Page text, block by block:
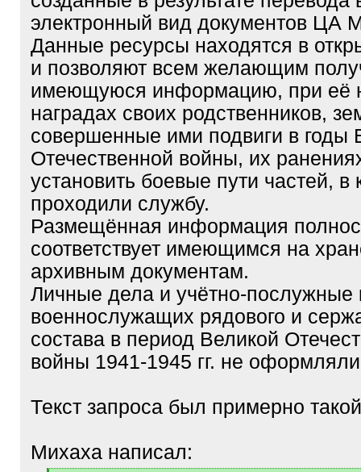
электронный вид документов ЦА
Данные ресурсы находятся в
и позволяют всем желающим
имеющуюся информацию, при её
наградах своих родственников,
совершенные ими подвиги в годы
Отечественной войны, их
установить боевые пути частей, в
проходили службу.
Размещённая информация
соответствует имеющимся на
архивным документам.
Личные дела и учётно-послужные
военнослужащих рядового и
состава в период Великой
войны 1941-1945 гг. не
Текст запроса был примерно
Михаха написал: